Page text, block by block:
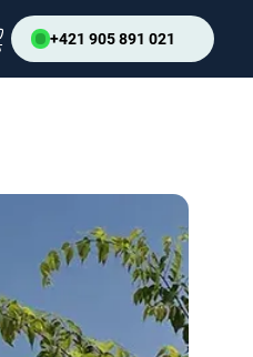
+421 905 891 021